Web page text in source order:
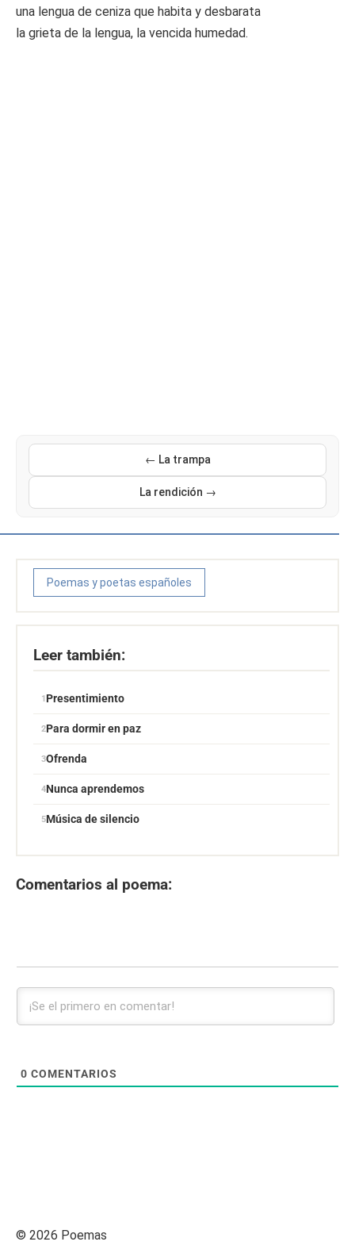
una lengua de ceniza que habita y desbarata
la grieta de la lengua, la vencida humedad.
← La trampa
La rendición →
Poemas y poetas españoles
Leer también:
Presentimiento
Para dormir en paz
Ofrenda
Nunca aprendemos
Música de silencio
Comentarios al poema:
0 COMENTARIOS
© 2026 Poemas